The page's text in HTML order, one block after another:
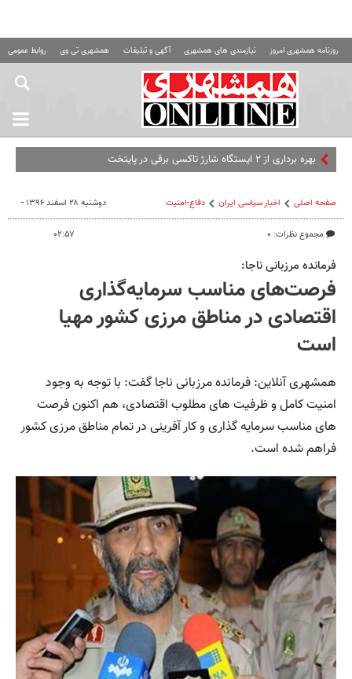
روزنامه همشهری امروز نیازمندی های همشهری آگهی و تبلیغات همشهری تی وی روابط عمومی
بهره برداری از ۲ ایستگاه شارژ تاکسی برقی در پایتخت
صفحه اصلی اخبار سیاسی ایران دفاع-امنیت
مجموع نظرات: ۰
دوشنبه ۲۸ اسفند ۱۳۹۶ -
۰۲:۵۷
فرمانده مرزبانی ناجا:
فرصت‌های مناسب سرمایه‌گذاری
اقتصادی در مناطق مرزی کشور مهیا
است
همشهری آنلاین: فرمانده مرزبانی ناجا گفت: با توجه به وجود
امنیت کامل و ظرفیت های مطلوب اقتصادی، هم اکنون فرصت
های مناسب سرمایه گذاری و کار آفرینی در تمام مناطق مرزی کشور
فراهم شده است.